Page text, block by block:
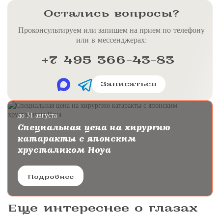
Остались вопросы?
Проконсультируем или запишем на прием по телефону
или в мессенджерах:
+7 495 366-43-83
Записаться
до 31 августа
Специальная цена на хирургию
катаракты с японским
хрусталиком Hoya
Подробнее
Еще интереснее о глазах